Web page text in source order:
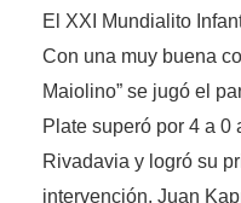
El XXI Mundialito
Con una muy buena
Maiolino” se jugó el
Plate superó por 4 a 0
Rivadavia y logró su
intervención. Juan